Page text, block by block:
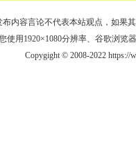
内容言论不代表本站观点，如果
使用1920×1080分辨率、谷歌浏览
Copygight © 2008-2022 https://